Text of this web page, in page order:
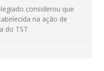
considerou que
na ação de
do TST